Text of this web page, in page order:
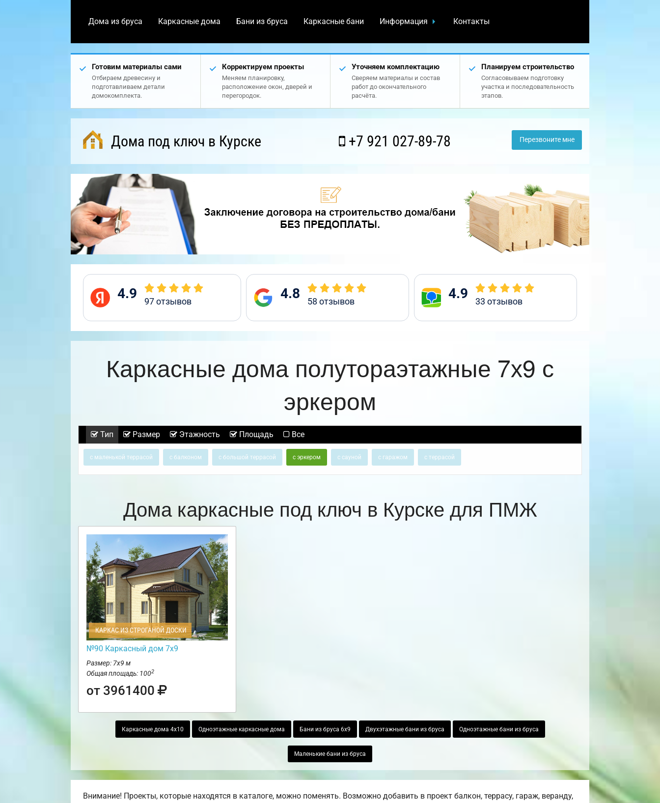
Дома из бруса Каркасные дома Бани из бруса Каркасные бани Информация Контакты
Готовим материалы сами
Отбираем древесину и
подготавливаем детали
домокомплекта.
Корректируем проекты
Меняем планировку,
расположение окон, дверей и
перегородок.
Уточняем комплектацию
Сверяем материалы и состав
работ до окончательного
расчёта.
Планируем строительство
Согласовываем подготовку
участка и последовательность
этапов.
Дома под ключ в Курске +7 921 027-89-78 Перезвоните мне
4.9 97отзывов 4.8 58 отзывов 4.9 33 отзывов
Каркасные дома полутораэтажные 7х9 с
эркером
Тип Размер Этажность Площадь Все
с маленькой террасой с балконом с большой террасой с эркером с сауной с гаражом с террасой
Дома каркасные под ключ в Курске для ПМЖ
КАРКАС ИЗ СТРОГАНОЙ ДОСКИ
№90 Каркасный дом 7х9
Размер: 7х9 м
Общая площадь: 1002
от 3961400
Каркасные дома 4х10 Одноэтажные каркасные дома Бани из бруса 6х9 Двухэтажные бани из бруса Одноэтажные бани из бруса
Маленькие бани из бруса
Внимание! Проекты, которые находятся в каталоге, можно поменять. Возможно добавить в проект балкон, террасу, гараж, веранду,